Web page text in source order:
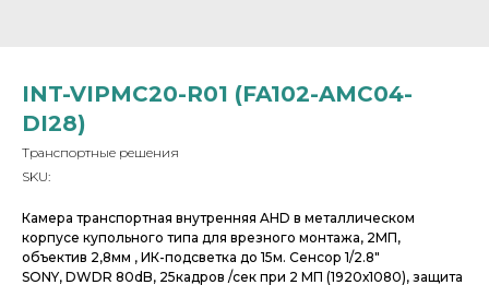
INT-VIPMC20-R01 (FA102-AMC04-
DI28)
Транспортные решения
SKU:
Камера транспортная внутренняя AHD в металлическом
корпусе купольного типа для врезного монтажа, 2МП,
объектив 2,8мм , ИК-подсветка до 15м. Сенсор 1/2.8"
SONY, DWDR 80dB, 25кадров /сек при 2 МП (1920х1080), защита